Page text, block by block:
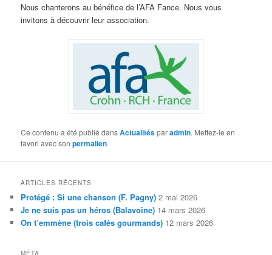
Nous chanterons au bénéfice de l’AFA Fance. Nous vous
invitons à découvrir leur association.
Ce contenu a été publié dansActualitésparadmin. Mettez-le en
favori avec sonpermalien.
ARTICLES RÉCENTS
Protégé : Si une chanson (F. Pagny) 2 mai 2026
Je ne suis pas un héros (Balavoine) 14 mars 2026
On t’emmène (trois cafés gourmands) 12 mars 2026
MÉTA